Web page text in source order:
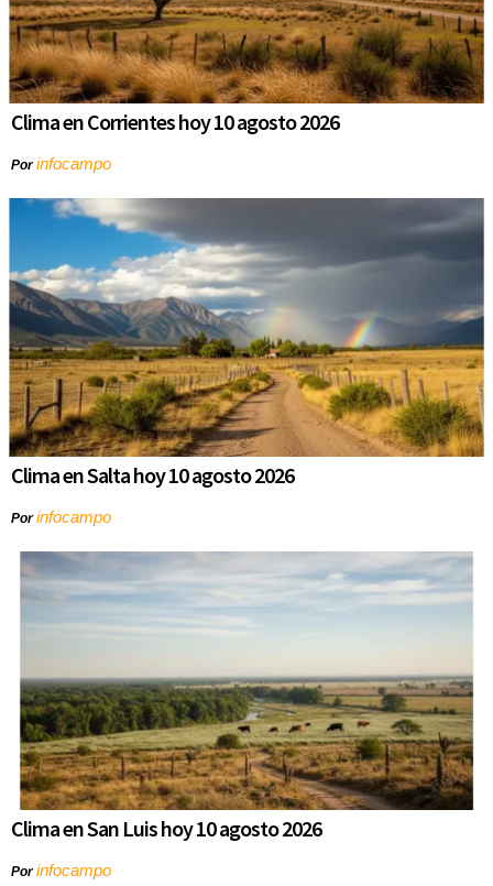
Clima en Corrientes hoy 10 agosto 2026
Porinfocampo
Clima en Salta hoy 10 agosto 2026
Porinfocampo
Clima en San Luis hoy 10 agosto 2026
Porinfocampo